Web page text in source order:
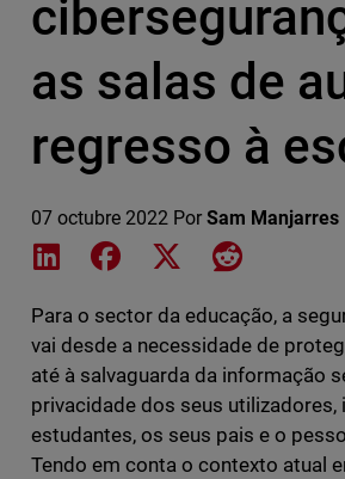
as salas de
regresso à
07 octubre 2022 Por Sam Manjarres
Share on LinkedIn
Share on Facebook
Share on XShare on
Para o sector da educação, a
vai desde a necessidade de
até à salvaguarda da informação
privacidade dos seus utilizadores,
estudantes, os seus pais e o
Tendo em conta o contexto atual